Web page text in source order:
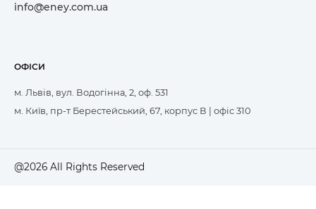
info@eney.com.ua
ОФІСИ
м. Львів, вул. Водогінна, 2, оф. 531
м. Київ, пр-т Берестейський, 67, корпус В | офіс 310
@2026 All Rights Reserved